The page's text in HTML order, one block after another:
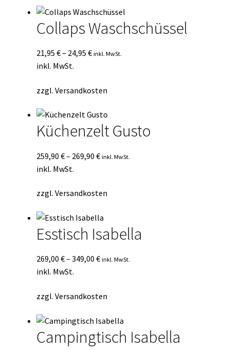
Collaps Waschschüssel
21,95 €– 24,95 € inkl. MwSt.
inkl. MwSt.
zzgl. Versandkosten
Küchenzelt Gusto
259,90 €– 269,90 € inkl. MwSt.
inkl. MwSt.
zzgl. Versandkosten
Esstisch Isabella
269,00 €– 349,00 € inkl. MwSt.
inkl. MwSt.
zzgl. Versandkosten
Campingtisch Isabella